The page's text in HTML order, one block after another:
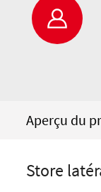
Aperçu du
Store